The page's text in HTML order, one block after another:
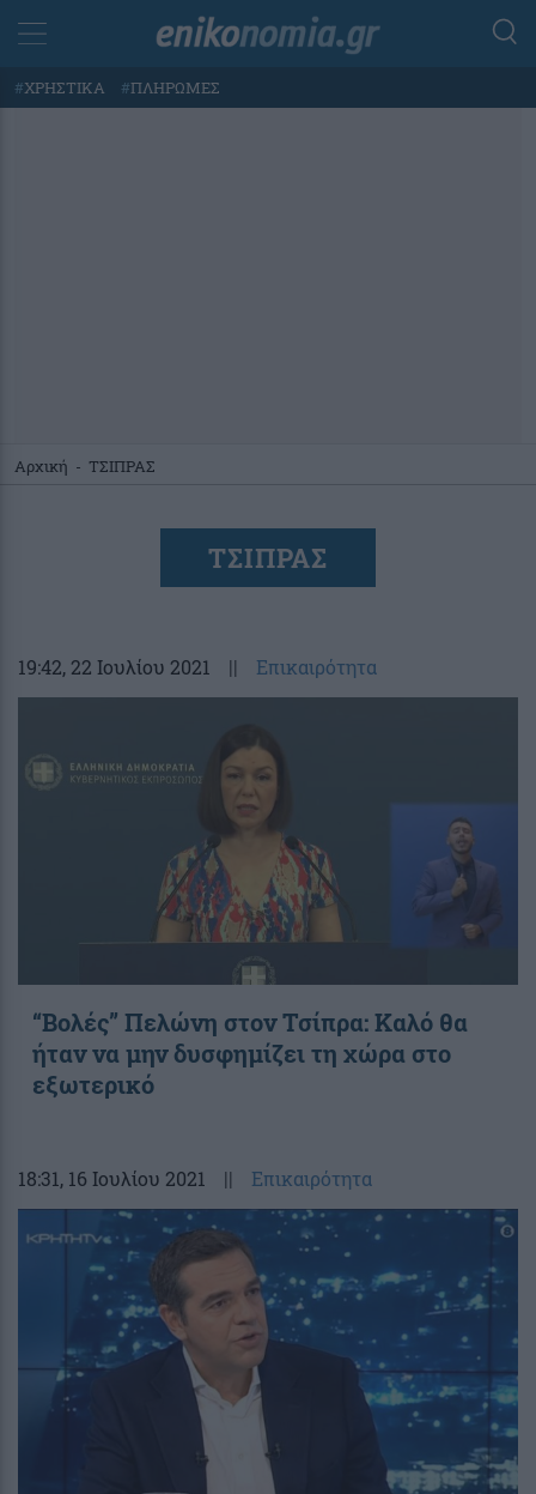
#ΧΡΗΣΤΙΚΑ #ΠΛΗΡΩΜΕΣ
Αρχική - ΤΣΙΠΡΑΣ
ΤΣΙΠΡΑΣ
19:42, 22 Ιουλίου 2021 || Επικαιρότητα
“Βολές” Πελώνη στον Τσίπρα: Καλό θα
ήταν να μην δυσφημίζει τη χώρα στο
εξωτερικό
18:31, 16 Ιουλίου 2021 || Επικαιρότητα